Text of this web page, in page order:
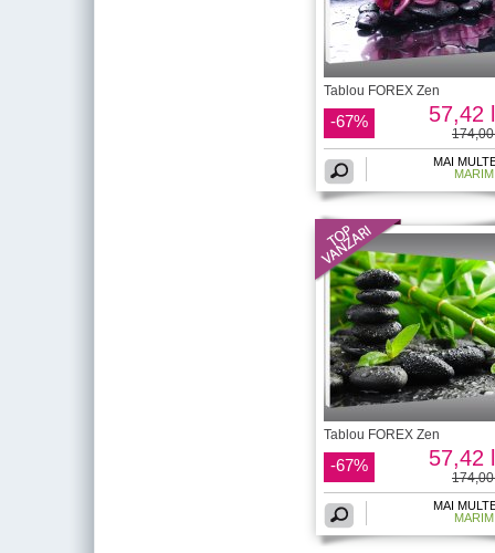
Tablou FOREX Zen
-67% 57,42
MAI
Tablou FOREX Zen
-67% 57,42
MAI